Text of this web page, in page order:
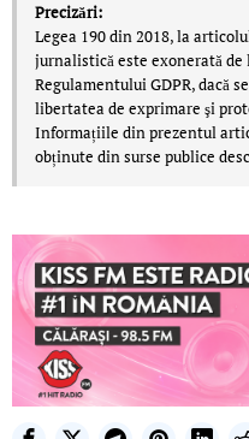
Precizări:
Legea 190 din 2018, la
jurnalistică este exonerată de
Regulamentului GDPR, dacă
libertatea de exprimare şi
Informațiile din prezentul
obținute din surse publice